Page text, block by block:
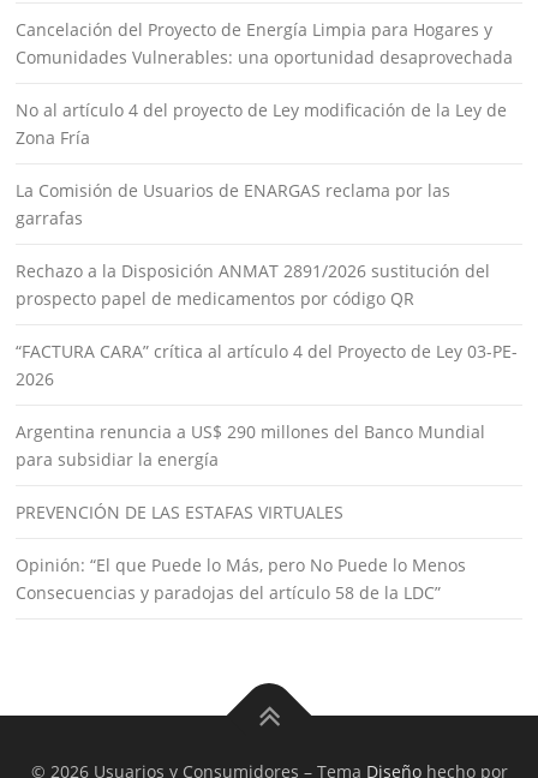
Cancelación del Proyecto de Energía Limpia para Hogares y
Comunidades Vulnerables: una oportunidad desaprovechada
No al artículo 4 del proyecto de Ley modificación de la Ley de
Zona Fría
La Comisión de Usuarios de ENARGAS reclama por las
garrafas
Rechazo a la Disposición ANMAT 2891/2026 sustitución del
prospecto papel de medicamentos por código QR
“FACTURA CARA” crítica al artículo 4 del Proyecto de Ley 03-PE-
2026
Argentina renuncia a US$ 290 millones del Banco Mundial
para subsidiar la energía
PREVENCIÓN DE LAS ESTAFAS VIRTUALES
Opinión: “El que Puede lo Más, pero No Puede lo Menos
Consecuencias y paradojas del artículo 58 de la LDC”
© 2026 Usuarios y Consumidores – Tema Diseñohecho por